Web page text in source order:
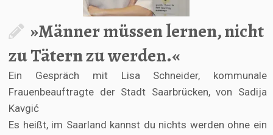
»Männer müssen lernen, nicht
zu Tätern zu werden.«
Ein Gespräch mit Lisa Schneider, kommunale
Frauenbeauftragte der Stadt Saarbrücken, von Sadija
Kavgić
Es heißt, im Saarland kannst du nichts werden ohne ein